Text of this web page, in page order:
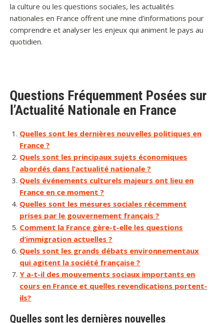
la culture ou les questions sociales, les actualités
nationales en France offrent une mine d’informations pour
comprendre et analyser les enjeux qui animent le pays au
quotidien.
Questions Fréquemment Posées sur
l’Actualité Nationale en France
Quelles sont les dernières nouvelles politiques en
France ?
Quels sont les principaux sujets économiques
abordés dans l’actualité nationale ?
Quels événements culturels majeurs ont lieu en
France en ce moment ?
Quelles sont les mesures sociales récemment
prises par le gouvernement français ?
Comment la France gère-t-elle les questions
d’immigration actuelles ?
Quels sont les grands débats environnementaux
qui agitent la société française ?
Y a-t-il des mouvements sociaux importants en
cours en France et quelles revendications portent-
ils?
Quelles sont les dernières nouvelles